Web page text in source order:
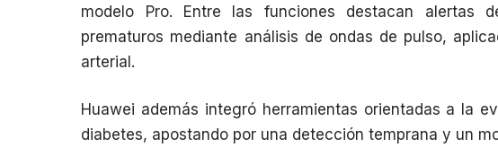
modelo Pro. Entre las funciones destacan alertas
prematuros mediante análisis de ondas de pulso,
arterial.
Huawei además integró herramientas orientadas a la
diabetes, apostando por una detección temprana y un